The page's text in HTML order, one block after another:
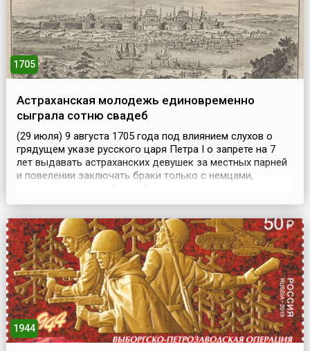
1705
Астраханская молодежь единовременно
сыграла сотню свадеб
(29 июля) 9 августа 1705 года под влиянием слухов о
грядущем указе русского царя Петра I о запрете на 7
лет выдавать астраханских девушек за местных парней
и повелении заключать браки только с немцами,
Астрахани единовременно сыграли сотню свадеб.
ночью резню иноземцев, переросшую во всенародное
выс...
1944